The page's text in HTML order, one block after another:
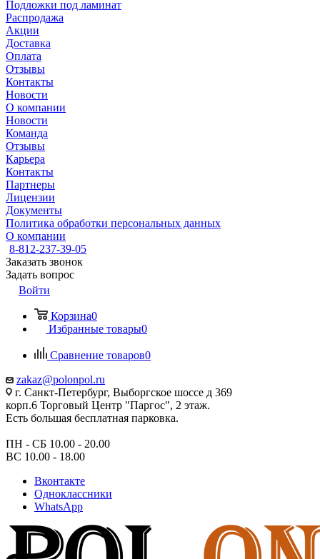
Подложки под ламинат
Распродажа
Акции
Доставка
Оплата
Отзывы
Контакты
Новости
О компании
Новости
Команда
Отзывы
Карьера
Контакты
Партнеры
Лицензии
Документы
Политика обработки персональных данных
О компании
8-812-237-39-05
Заказать звонок
Задать вопрос
Войти
Корзина0
Избранные товары0
Сравнение товаров0
zakaz@polonpol.ru
г. Санкт-Петербург, Выборгское шоссе д 369
корп.6 Торговый Центр "Паргос", 2 этаж.
Есть большая бесплатная парковка.
ПН - СБ 10.00 - 20.00
ВС 10.00 - 18.00
Вконтакте
Одноклассники
WhatsApp